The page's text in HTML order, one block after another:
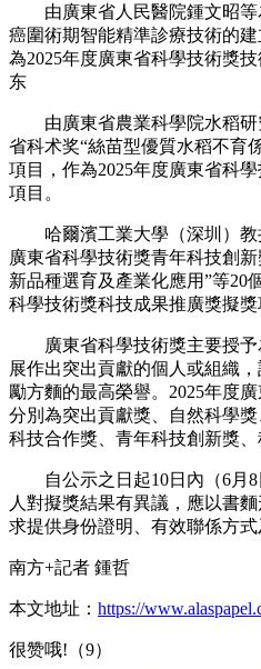
由廣東省人民醫院鍾文昭等
癌圍術期智能精準診療技術的
為2025年度廣東省科學技術獎
东
由廣東省農業科學院水稻研
省科术奖“絲苗型優質水稻不育
項目，作為2025年度廣東省科
項目。
哈爾濱工業大學（深圳）教
廣東省科學技術獎青年科技創
新品種選育及產業化應用”等20
科學技術獎科技成果推廣獎擬獎
廣東省科學技術獎主要授予
展作出突出貢獻的個人或組織
勵方麵的最高榮譽。2025年度
分別為突出貢獻獎、自然科學
科技合作獎、青年科技創新獎、
自公示之日起10日內（6月8
人對擬獎結果有異議，應以書
求提供身份證明、有效聯係方式
南方+記者 鍾哲
本文地址： https://
很赞哦!（9）